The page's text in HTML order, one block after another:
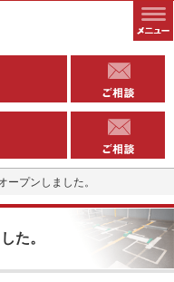
ープンしました。
た。
への土地活用なら当社へ。
車場）なら東洋カーマックス
06-6363-
03-5543-
ープンしました。